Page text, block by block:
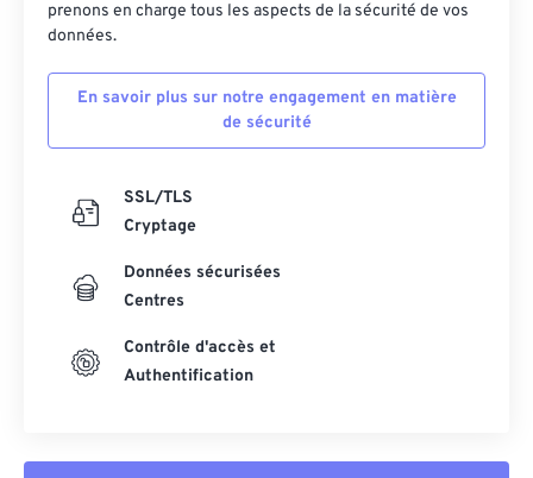
prenons en charge tous les aspects de la sécurité de vos
données.
En savoir plus sur notre engagement en matière
de sécurité
SSL/TLS
Cryptage
Données sécurisées
Centres
Contrôle d'accès et
Authentification